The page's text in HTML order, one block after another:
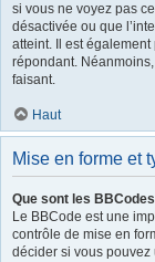
si vous ne voyez pas
désactivée ou que
atteint. Il est
répondant.
faisant.
Haut
Mise en forme et
Que sont les
Le BBCode est une
contrôle de mise en
décider si vous